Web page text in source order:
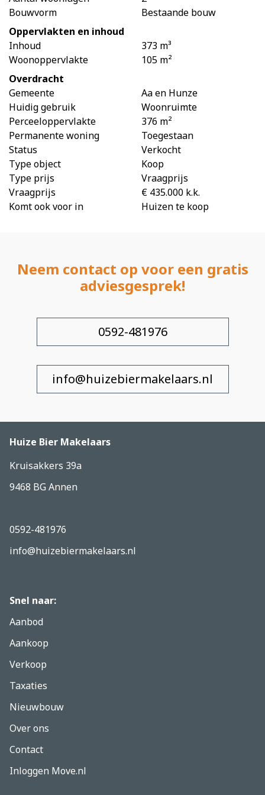
Bouwvorm
Bestaande bouw
Oppervlakten en inhoud
Inhoud
373 m³
Woonoppervlakte
105 m²
Overdracht
Gemeente
Aa en Hunze
Huidig gebruik
Woonruimte
Perceeloppervlakte
376 m²
Permanente woning
Toegestaan
Status
Verkocht
Type object
Koop
Type prijs
Vraagprijs
Vraagprijs
€ 435.000 k.k.
Komt ook voor in
Huizen te koop
Neem contact op voor een gratis
adviesgesprek!
0592-481976
info@huizebiermakelaars.nl
Huize Bier Makelaars
Kruisakkers 39a
9468 BG Annen
0592-481976
info@huizebiermakelaars.nl
Snel naar:
Aanbod
Aankoop
Verkoop
Taxaties
Nieuwbouw
Over ons
Contact
Inloggen Move.nl